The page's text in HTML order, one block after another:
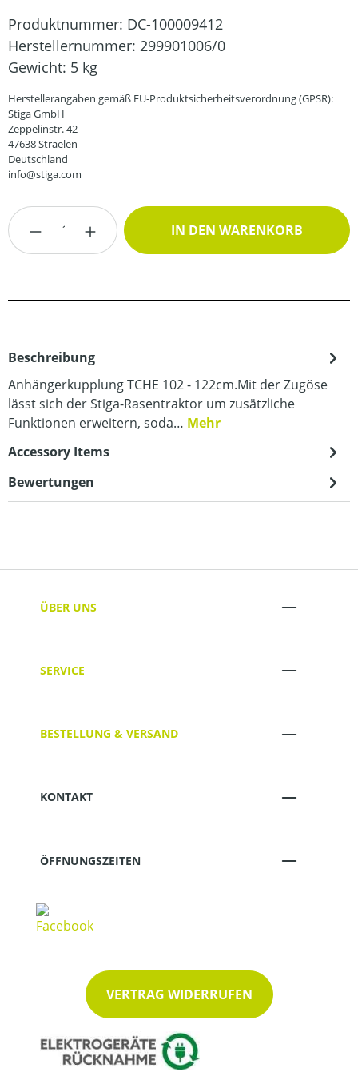
Produktnummer: DC-100009412
Herstellernummer: 299901006/0
Gewicht: 5 kg
Herstellerangaben gemäß EU-Produktsicherheitsverordnung (GPSR):
Stiga GmbH
Zeppelinstr. 42
47638 Straelen
Deutschland
info@stiga.com
Produkt Anzahl: Gib den gewünschten
IN DEN WARENKORB
Beschreibung
Anhängerkupplung TCHE 102 - 122cm.Mit der Zugöse
lässt sich der Stiga-Rasentraktor um zusätzliche
Funktionen erweitern, soda… Mehr
Accessory Items
Bewertungen
ÜBER UNS
SERVICE
BESTELLUNG & VERSAND
KONTAKT
ÖFFNUNGSZEITEN
VERTRAG WIDERRUFEN